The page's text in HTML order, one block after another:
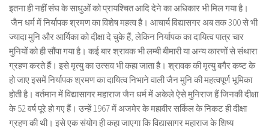
इतना ही नहीं संघ के साधुओं को प्रायश्चित आदि देने का अधिकार भी मिल गया है।
जैन धर्म में निर्यापक श्रमण का विशेष महत्व है। आचार्य विद्यासगर अब तक 300 से भी
ज्यादा मुनि और आर्यिका को दीक्षा दे चुके हैं, लेकिन निर्यापक का दायित्व पात्र चार
मुनियों को ही सौंपा गया है। कई बार श्रावक भी लम्बी बीमारी या अन्य कारणों से संथारा
ग्रहण करते हैं। इसे मृत्यु का उत्सव भी कहा जाता है। श्रावक की मृत्यु बगैर कष्ट के
हो जाए इसमें निर्यापक श्रमण का दायित्व निभाने वाली जैन मुनि की महत्वपूर्ण भूमिका
होती है। वर्तमान में विद्यासागर महाराज जैन धर्म में अकेले ऐसे मुनिराज हैं जिनकी दीक्षा
के 52 वर्ष पूरे हो गए हैं। उन्हें 1967 में अजमेर के महावीर सर्किल के निकट ही दीक्षा
ग्रहण की थी। इसे एक संयोग ही कहा जाएगा कि विद्यासागर महाराज के शिष्य